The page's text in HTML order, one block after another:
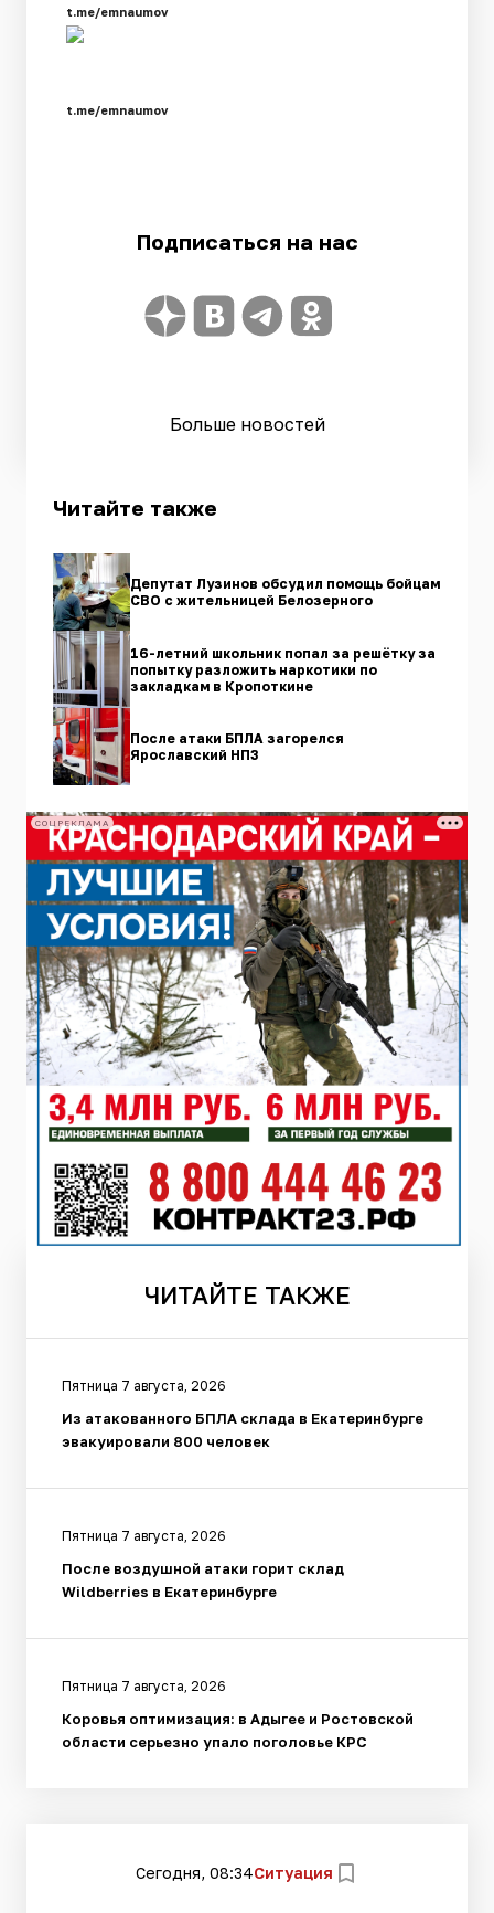
t.me/emnaumov
t.me/emnaumov
Подписаться на нас
Больше новостей
Читайте также
Депутат Лузинов обсудил помощь бойцам
СВО с жительницей Белозерного
16-летний школьник попал за решётку за
попытку разложить наркотики по
закладкам в Кропоткине
После атаки БПЛА загорелся
Ярославский НПЗ
СОЦРЕКЛАМА
ЧИТАЙТЕ ТАКЖЕ
Пятница 7 августа, 2026
Из атакованного БПЛА склада в Екатеринбурге
эвакуировали 800 человек
Пятница 7 августа, 2026
После воздушной атаки горит склад
Wildberries в Екатеринбурге
Пятница 7 августа, 2026
Коровья оптимизация: в Адыгее и Ростовской
области серьезно упало поголовье КРС
Сегодня, 08:34Ситуация